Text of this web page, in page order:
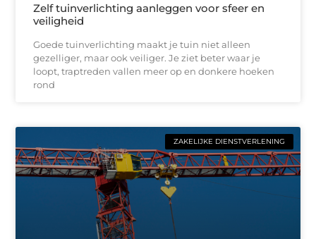
Zelf tuinverlichting aanleggen voor sfeer en
veiligheid
Goede tuinverlichting maakt je tuin niet alleen
gezelliger, maar ook veiliger. Je ziet beter waar je
loopt, traptreden vallen meer op en donkere hoeken
rond
ZAKELIJKE DIENSTVERLENING